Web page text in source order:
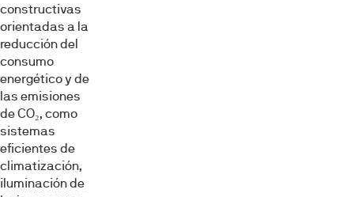
constructivas
orientadas a la
reducción del
consumo
energético y de
las emisiones
de CO₂, como
sistemas
eficientes de
climatización,
iluminación de